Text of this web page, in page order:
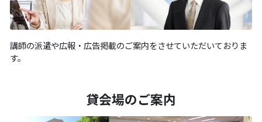
講師の派遣や広報・広告掲載のご案内をさせていただいておりま
す。
貸会場のご案内